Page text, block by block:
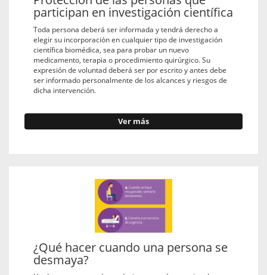
participan en investigación científica
Toda persona deberá ser informada y tendrá derecho a
elegir su incorporación en cualquier tipo de investigación
científica biomédica, sea para probar un nuevo
medicamento, terapia o procedimiento quirúrgico. Su
expresión de voluntad deberá ser por escrito y antes debe
ser informado personalmente de los alcances y riesgos de
dicha intervención.
Ver más
¿Qué hacer cuando una persona se
desmaya?